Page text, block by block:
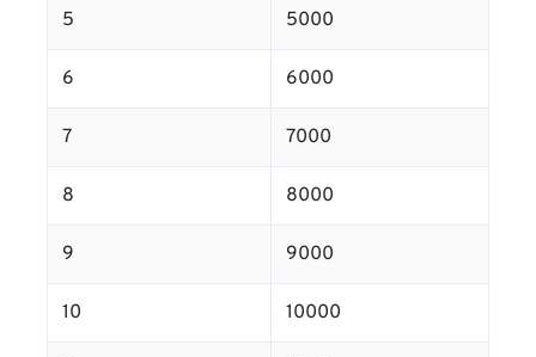
5 5000
6 6000
7 7000
8 8000
9 9000
10 10000